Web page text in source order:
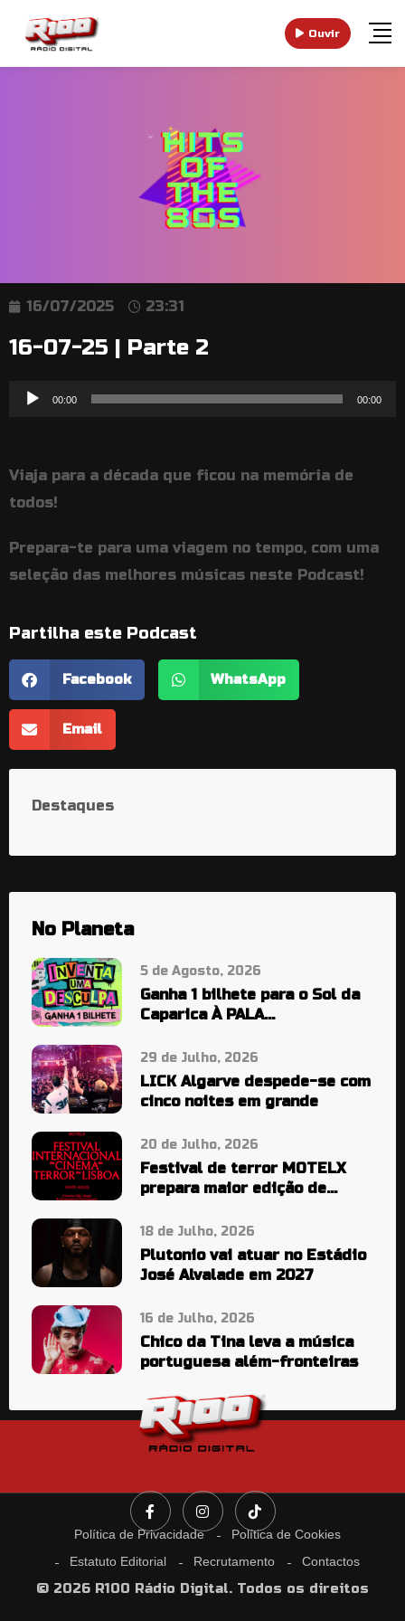
Ouvir
16/07/2025 23:31
16-07-25 | Parte 2
Reprodutor
00:00 00:00
Viaja para a década que ficou na memória de
todos!
Prepara-te para uma viagem no tempo, com uma
seleção das melhores músicas neste Podcast!
Partilha este Podcast
Facebook WhatsApp
Email
Destaques
No Planeta
5 de Agosto, 2026
Ganha 1 bilhete para o Sol da
Caparica À PALA…
29 de Julho, 2026
LICK Algarve despede-se com
cinco noites em grande
20 de Julho, 2026
Festival de terror MOTELX
prepara maior edição de
18 de Julho, 2026
Plutonio vai atuar no Estádio
José Alvalade em 2027
16 de Julho, 2026
Chico da Tina leva a música
portuguesa além-fronteiras
Política de Privacidade
Política de Cookies
Estatuto Editorial
Recrutamento Contactos
© 2026 R100 Rádio Digital. Todos os direitos